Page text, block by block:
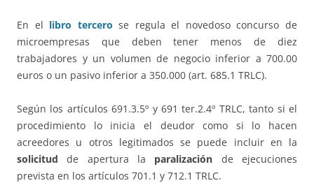
En el libro tercero se regula el novedoso concurso de
microempresas que deben tener menos de diez
trabajadores y un volumen de negocio inferior a 700.00
euros o un pasivo inferior a 350.000 (art. 685.1 TRLC).
Según los artículos 691.3.5º y 691 ter.2.4º TRLC, tanto si el
procedimiento lo inicia el deudor como si lo hacen
acreedores u otros legitimados se puede incluir en la
solicitud de apertura la paralización de ejecuciones
prevista en los artículos 701.1 y 712.1 TRLC.